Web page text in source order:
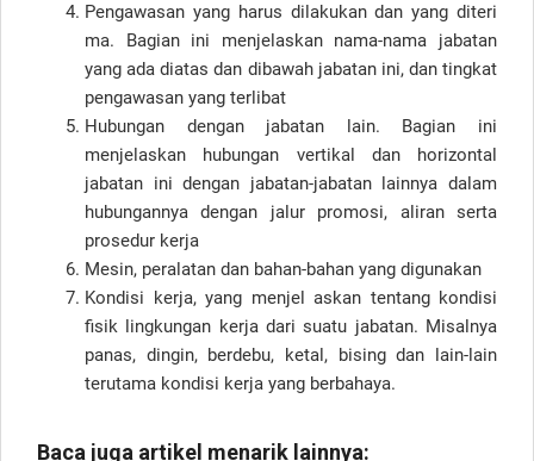
Pengawasan yang harus dilakukan dan yang diteri
ma. Bagian ini menjelaskan nama-nama jabatan
yang ada diatas dan dibawah jabatan ini, dan tingkat
pengawasan yang terlibat
Hubungan dengan jabatan lain. Bagian ini
menjelaskan hubungan vertikal dan horizontal
jabatan ini dengan jabatan-jabatan lainnya dalam
hubungannya dengan jalur promosi, aliran serta
prosedur kerja
Mesin, peralatan dan bahan-bahan yang digunakan
Kondisi kerja, yang menjel askan tentang kondisi
fisik lingkungan kerja dari suatu jabatan. Misalnya
panas, dingin, berdebu, ketal, bising dan lain-lain
terutama kondisi kerja yang berbahaya.